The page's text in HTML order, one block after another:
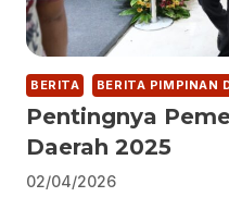
BERITA BERITA PIMPINAN
Pentingnya
Daerah 2025
02/04/2026